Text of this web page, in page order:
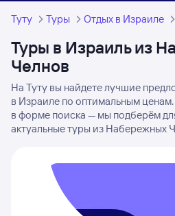
Туту Туры Отдых в Израиле
Туры в Израиль из
Челнов
На Туту вы найдете лучшие
в Израиле по оптимальным
в форме поиска — мы подберём
актуальные туры из Набережных